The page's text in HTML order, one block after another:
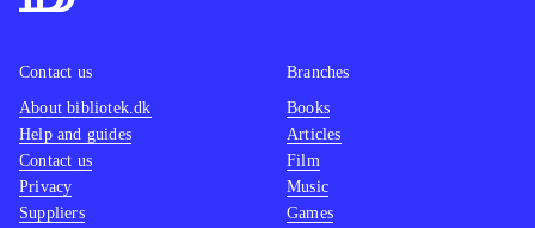
Contact us
About bibliotek.dk
Help and guides
Contact us
Privacy
Suppliers
Branches
Books
Articles
Film
Music
Games